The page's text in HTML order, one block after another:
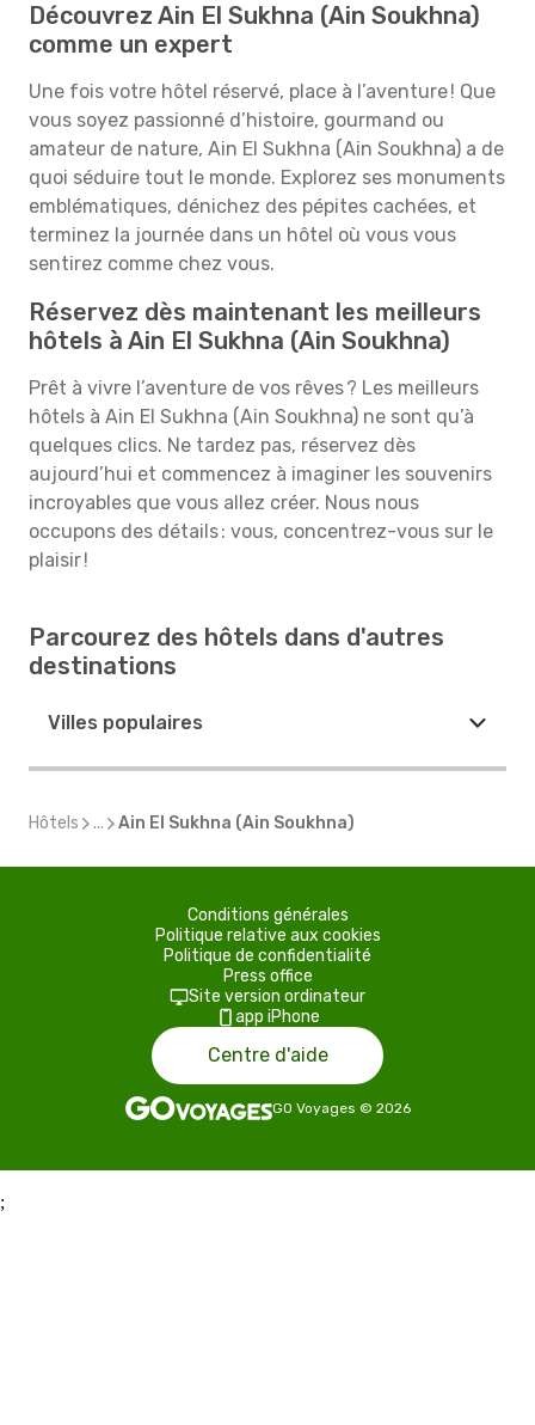
Découvrez Ain El Sukhna (Ain Soukhna)
comme un expert
Une fois votre hôtel réservé, place à l’aventure ! Que
vous soyez passionné d’histoire, gourmand ou
amateur de nature, Ain El Sukhna (Ain Soukhna) a de
quoi séduire tout le monde. Explorez ses monuments
emblématiques, dénichez des pépites cachées, et
terminez la journée dans un hôtel où vous vous
sentirez comme chez vous.
Réservez dès maintenant les meilleurs
hôtels à Ain El Sukhna (Ain Soukhna)
Prêt à vivre l’aventure de vos rêves ? Les meilleurs
hôtels à Ain El Sukhna (Ain Soukhna) ne sont qu’à
quelques clics. Ne tardez pas, réservez dès
aujourd’hui et commencez à imaginer les souvenirs
incroyables que vous allez créer. Nous nous
occupons des détails : vous, concentrez-vous sur le
plaisir !
Parcourez des hôtels dans d'autres
destinations
Villes populaires
Hôtels ... Ain El Sukhna (Ain Soukhna)
Conditions générales
Politique relative aux cookies
Politique de confidentialité
Press office
Site version ordinateur
app iPhone
Centre d'aide
GO Voyages © 2026
;